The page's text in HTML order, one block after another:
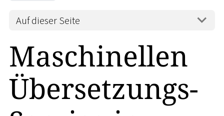
Auf dieser Seite
Maschinellen
Übersetzungs-